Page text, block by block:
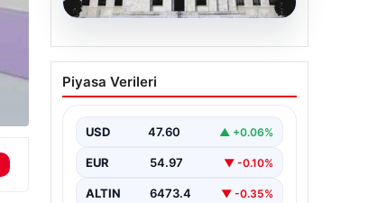
05.08.2026
Fed faizi sabit tuttu
{“title”: “ABD Merkez Bankası Faiz
Piyasa Verileri
USD 47.60 ▲ +0.06%
EUR 54.97 ▼ -0.10%
ALTIN 6473.4 ▼ -0.35%